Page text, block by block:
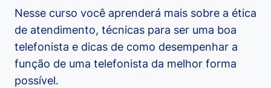
Nesse curso você aprenderá mais sobre a ética
de atendimento, técnicas para ser uma boa
telefonista e dicas de como desempenhar a
função de uma telefonista da melhor forma
possível.